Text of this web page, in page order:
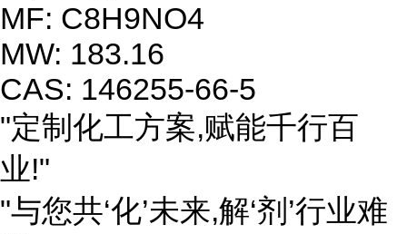
MF: C8H9NO4
MW: 183.16
CAS: 146255-66-5
"定制化工方案,赋能千行百
业!"
"与您共‘化’未来,解‘剂’行业难